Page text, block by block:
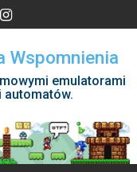
Wspomnienia
emulatorami
automatów.